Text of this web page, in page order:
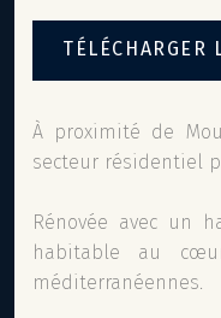
TÉLÉCHARGER
À proximité de
secteur résidentiel
Rénovée avec un
habitable au
méditerranéennes.